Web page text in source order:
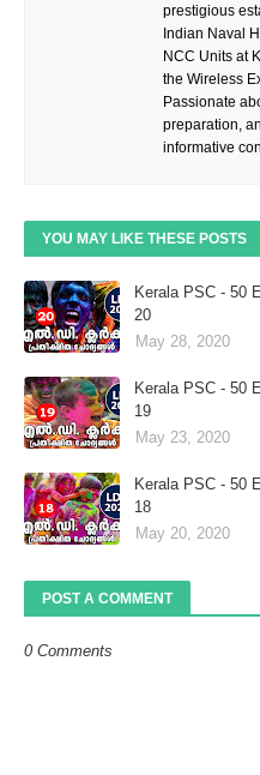
prestigious
Indian Naval
NCC Units at
the Wireless
Passionate
preparation,
informative
YOU MAY LIKE THESE POSTS
Kerala PSC - 50
20
May 28, 2020
Kerala PSC - 50
19
May 23, 2020
Kerala PSC - 50
18
May 20, 2020
POST A COMMENT
0 Comments